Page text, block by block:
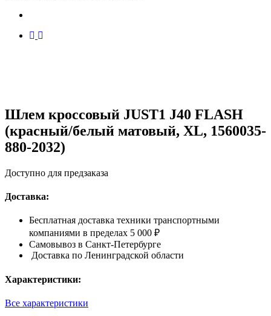
Шлем кроссовый JUST1 J40 FLASH
(красный/белый матовый, XL, 1560035-
880-2032)
Доступно для предзаказа
Доставка:
Бесплатная доставка техники транспортными
компаниями в пределах 5 000 ₽
Самовывоз в Санкт-Петербурге
Доставка по Ленинградской области
Характеристики:
Все характеристики